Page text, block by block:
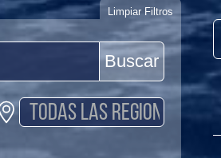
Buscar
Limpiar Filtros